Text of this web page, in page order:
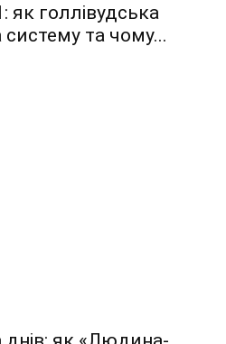
як голлівудська
та чому...